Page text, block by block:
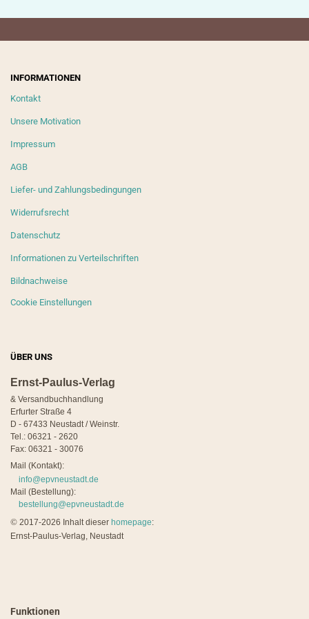
INFORMATIONEN
Kontakt
Unsere Motivation
Impressum
AGB
Liefer- und Zahlungsbedingungen
Widerrufsrecht
Datenschutz
Informationen zu Verteilschriften
Bildnachweise
Cookie Einstellungen
ÜBER UNS
Ernst-Paulus-Verlag
& Versandbuchhandlung
Erfurter Straße 4
D - 67433 Neustadt / Weinstr.
Tel.: 06321 - 2620
Fax: 06321 - 30076
Mail (Kontakt):
info@epvneustadt.de
Mail (Bestellung):
bestellung@epvneustadt.de
© 2017-2026 Inhalt dieser homepage:
Ernst-Paulus-Verlag, Neustadt
Funktionen